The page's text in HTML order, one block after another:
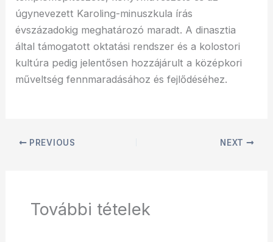
úgynevezett Karoling-minuszkula írás
évszázadokig meghatározó maradt. A dinasztia
által támogatott oktatási rendszer és a kolostori
kultúra pedig jelentősen hozzájárult a középkori
műveltség fennmaradásához és fejlődéséhez.
PREVIOUS NEXT
További tételek